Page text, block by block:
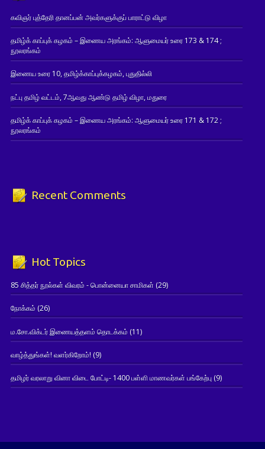
கவிஞர் புத்தேரி தானப்பன் அவர்களுக்குப் பாராட்டு விழா
தமிழ்க் காப்புக் கழகம் – இணைய அரங்கம்: ஆளுமையர் உரை 173 & 174 ;
நூலரங்கம்
இணைய உரை 10, தமிழ்க்காப்புக்கழகம், புதுதில்லி
நட்பு தமிழ் வட்டம், 7ஆவது ஆண்டு தமிழ் விழா, மதுரை
தமிழ்க் காப்புக் கழகம் – இணைய அரங்கம்: ஆளுமையர் உரை 171 & 172 ;
நூலரங்கம்
Recent Comments
Hot Topics
85 சித்தர் நூல்கள் விவரம் - பொன்னையா சாமிகள் (29)
நோக்கம் (26)
ம.சோ.விக்டர் இணையத்தளம் தொடக்கம் (11)
வாழ்த்துங்கள்! வளர்கிறோம்! (9)
தமிழர் வரலாறு வினா விடை போட்டி- 1400 பள்ளி மாணவர்கள் பங்கேற்பு(9)